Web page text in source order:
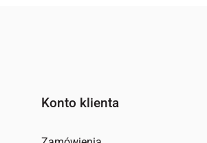
Zamówienia
Adresy